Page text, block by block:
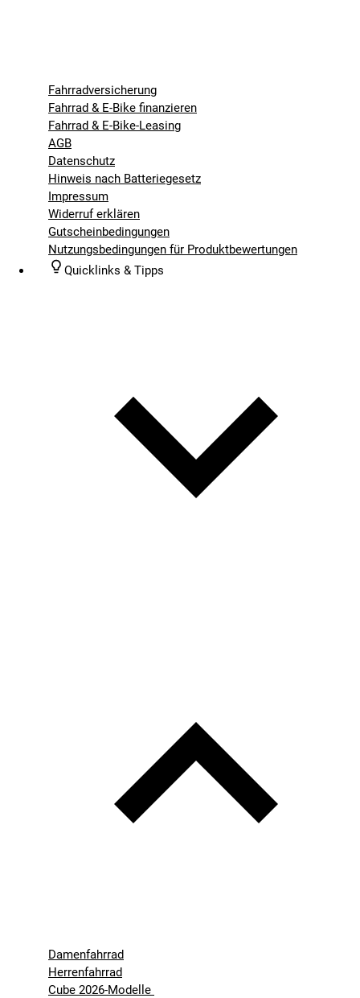
Fahrradversicherung
Fahrrad & E-Bike finanzieren
Fahrrad & E-Bike-Leasing
AGB
Datenschutz
Hinweis nach Batteriegesetz
Impressum
Widerruf erklären
Gutscheinbedingungen
Nutzungsbedingungen für Produktbewertungen
Quicklinks & Tipps
Damenfahrrad
Herrenfahrrad
Cube 2026-Modelle